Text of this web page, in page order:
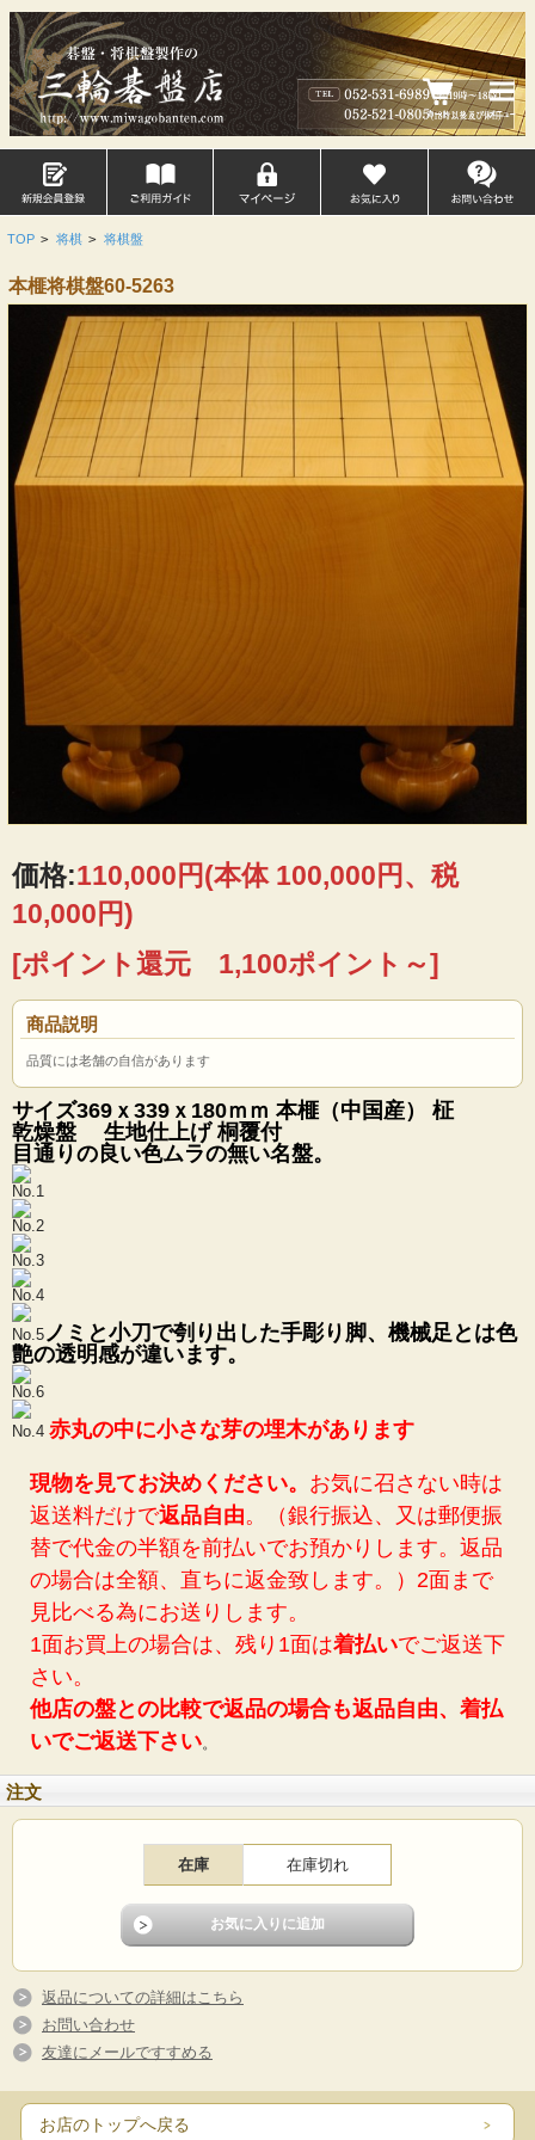
TOP > 将棋 > 将棋盤
本榧将棋盤60-5263
価格:110,000円(本体 100,000円、税
10,000円)
[ポイント還元 1,100ポイント～]
商品説明
品質には老舗の自信があります
サイズ369ｘ339ｘ180ｍｍ 本榧（中国産） 柾
乾燥盤 生地仕上げ 桐覆付
目通りの良い色ムラの無い名盤。
No.1
No.2
No.3
No.4
No.5 ノミと小刀で刳り出した手彫り脚、機械足とは色
艶の透明感が違います。
No.6
No.4 赤丸の中に小さな芽の埋木があります
現物を見てお決めください。 お気に召さない時は
返送料だけで返品自由。（銀行振込、又は郵便振
替で代金の半額を前払いでお預かりします。返品
の場合は全額、直ちに返金致します。）2面まで
見比べる為にお送りします。
1面お買上の場合は、残り1面は着払いでご返送下
さい。
他店の盤との比較で返品の場合も返品自由、着払
いでご返送下さい。
注文
在庫 在庫切れ
返品についての詳細はこちら
お問い合わせ
友達にメールですすめる
お店のトップへ戻る